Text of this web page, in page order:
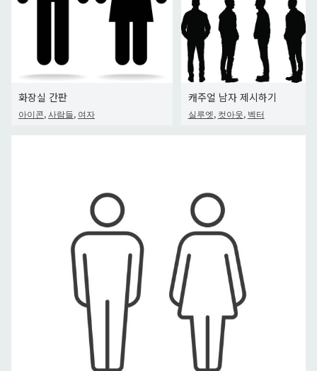
화장실 간판
아이콘, 사람들, 여자
캐주얼 남자 제시하기
실루엣, 컷아웃, 벡터